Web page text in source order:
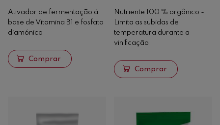
Ativador de fermentação à
base de Vitamina B1 e fosfato
diamónico
Comprar
Nutriente 100 % orgânico -
Limita as subidas de
temperatura durante a
vinificação
Comprar